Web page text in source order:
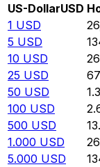
US-DollarUSD
1 USD
5 USD
10 USD
25 USD
50 USD
100 USD
500 USD
1.000 USD
5.000 USD